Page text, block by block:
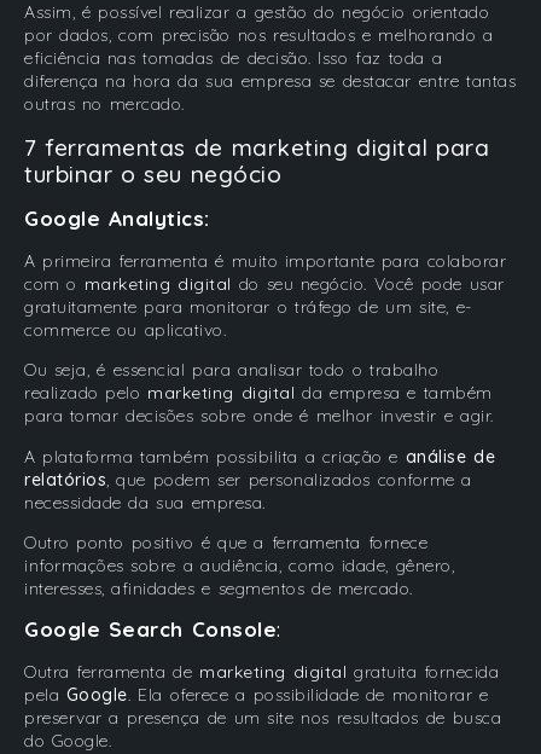
Assim, é possível realizar a gestão do negócio orientado
por dados, com precisão nos resultados e melhorando a
eficiência nas tomadas de decisão. Isso faz toda a
diferença na hora da sua empresa se destacar entre tantas
outras no mercado.
7 ferramentas de marketing digital para
turbinar o seu negócio
Google Analytics:
A primeira ferramenta é muito importante para colaborar
com o marketing digital do seu negócio. Você pode usar
gratuitamente para monitorar o tráfego de um site, e-
commerce ou aplicativo.
Ou seja, é essencial para analisar todo o trabalho
realizado pelo marketing digital da empresa e também
para tomar decisões sobre onde é melhor investir e agir.
A plataforma também possibilita a criação e análise de
relatórios , que podem ser personalizados conforme a
necessidade da sua empresa.
Outro ponto positivo é que a ferramenta fornece
informações sobre a audiência, como idade, gênero,
interesses, afinidades e segmentos de mercado.
Google Search Console:
Outra ferramenta de marketing digital gratuita fornecida
pela Google. Ela oferece a possibilidade de monitorar e
preservar a presença de um site nos resultados de busca
do Google.